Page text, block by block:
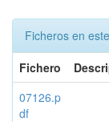
Ficheros en
Fichero
07126.p
df